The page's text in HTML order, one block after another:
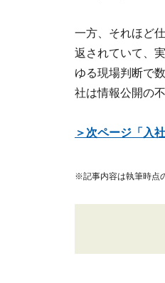
一方、それほど
返されていて、
ゆる現場判断で
社は情報公開の
＞次ページ「入
※記事内容は執筆時点